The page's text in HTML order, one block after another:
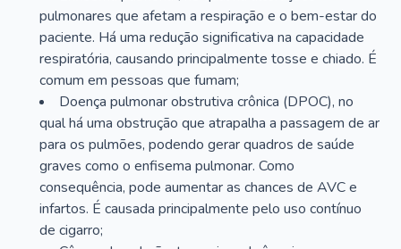
pulmonares que afetam a respiração e o bem-estar do
paciente. Há uma redução significativa na capacidade
respiratória, causando principalmente tosse e chiado. É
comum em pessoas que fumam;
Doença pulmonar obstrutiva crônica (DPOC), no
qual há uma obstrução que atrapalha a passagem de ar
para os pulmões, podendo gerar quadros de saúde
graves como o enfisema pulmonar. Como
consequência, pode aumentar as chances de AVC e
infartos. É causada principalmente pelo uso contínuo
de cigarro;